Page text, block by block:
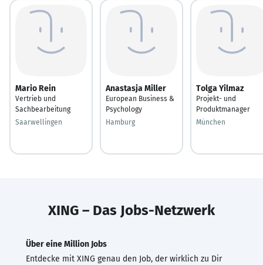
Mario Rein
Vertrieb und
Sachbearbeitung
Saarwellingen
Anastasja Miller
European Business &
Psychology
Hamburg
Tolga Yilmaz
Projekt- und
Produktmanager
München
XING – Das Jobs-Netzwerk
Über eine Million Jobs
Entdecke mit XING genau den Job, der wirklich zu Dir